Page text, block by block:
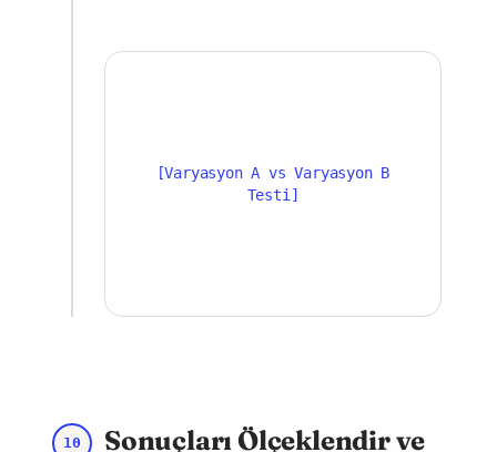
[Varyasyon A vs Varyasyon B
Testi]
10 Sonuçları Ölçeklendir ve